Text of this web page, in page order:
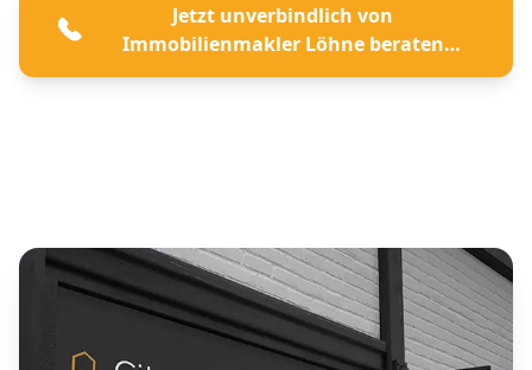
Jetzt unverbindlich von
Immobilienmakler Löhne beraten
lassen